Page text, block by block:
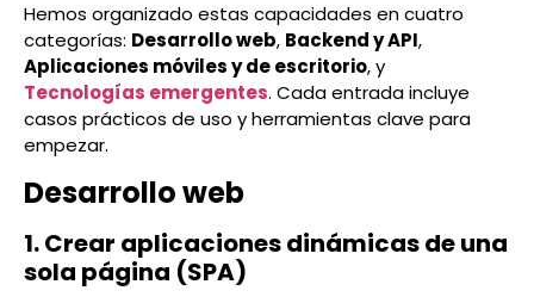
Hemos organizado estas capacidades en cuatro
categorías: Desarrollo web, Backend y API,
Aplicaciones móviles y de escritorio, y
Tecnologías emergentes. Cada entrada incluye
casos prácticos de uso y herramientas clave para
empezar.
Desarrollo web
1. Crear aplicaciones dinámicas de una
sola página (SPA)